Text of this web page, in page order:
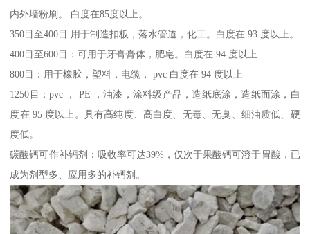
内外墙粉刷。 白度在85度以上。
350目至400目:用于制造扣板，落水管道，化工。白度在 93 度以上。
400目至600目：可用于牙膏膏体，肥皂。白度在 94 度以上
800目：用于橡胶，塑料，电缆， pvc 白度在 94 度以上
1250目：pvc ， PE ，油漆，涂料级产品，造纸底涂，造纸面涂，白
度在 95 度以上。具有高纯度、高白度、无毒、无臭、细油质低、硬
度低。
碳酸钙可作补钙剂：吸收率可达39%，仅次于果酸钙可溶于胃酸，已
成为剂型多、应用多的补钙剂。